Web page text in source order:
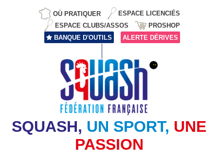
OÙ PRATIQUER
ESPACE LICENCIÉS
ESPACE CLUBS/ASSOS
PROSHOP
BANQUE D'OUTILS
ALERTE DÉRIVES
SQUASH, UN SPORT, UNE
PASSION